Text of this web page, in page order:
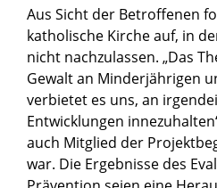
Aus Sicht der Betroffenen
katholische Kirche auf, in
nicht nachzulassen. „Das
Gewalt an Minderjährigen
verbietet es uns, an
Entwicklungen
auch Mitglied der
war. Die Ergebnisse des